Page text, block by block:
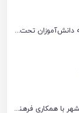
پتروشیمی اروند ۹۸۵ بسته نوشت‌افزار به دانش‌آموزان تحت پوشش کمیته امداد بندرماهشهر اهدا کرد
سمینارهای فرهنگی و آموزشی در بندرماهشهر با همکاری فرهنگ‌سرای پتروشیمی مارون